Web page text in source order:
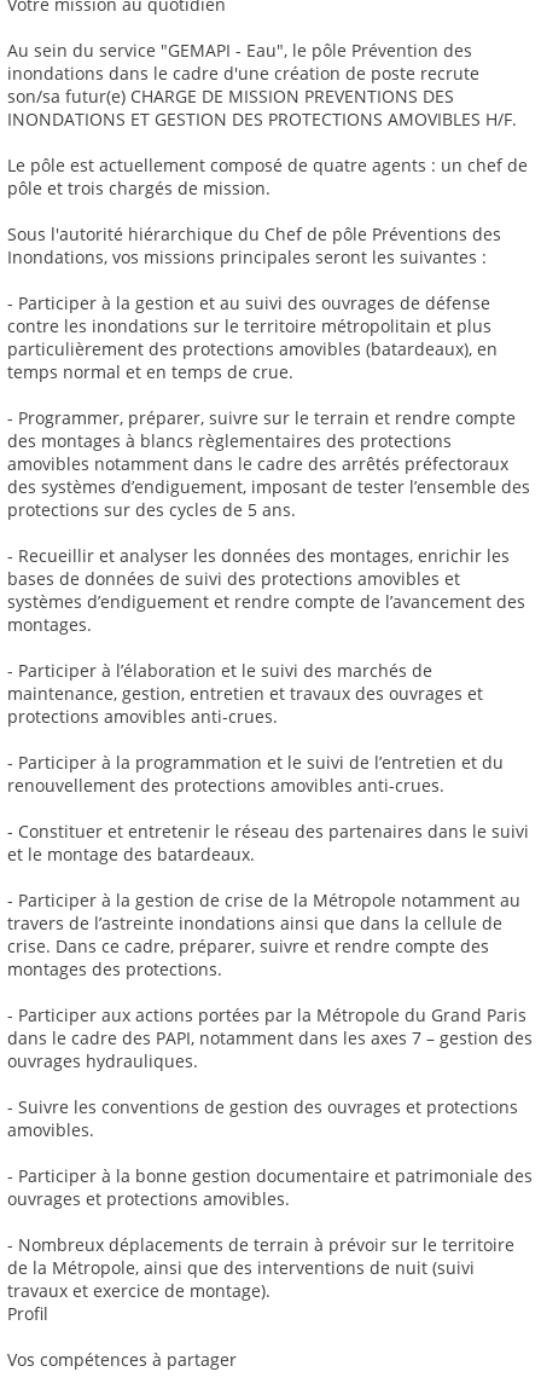
Au sein du service "GEMAPI - Eau", le pôle Prévention des
inondations dans le cadre d'une création de poste recrute
son/sa futur(e) CHARGE DE MISSION PREVENTIONS DES
INONDATIONS ET GESTION DES PROTECTIONS AMOVIBLES H/F.
Le pôle est actuellement composé de quatre agents : un chef de
pôle et trois chargés de mission.
Sous l'autorité hiérarchique du Chef de pôle Préventions des
Inondations, vos missions principales seront les suivantes :
- Participer à la gestion et au suivi des ouvrages de défense
contre les inondations sur le territoire métropolitain et plus
particulièrement des protections amovibles (batardeaux), en
temps normal et en temps de crue.
- Programmer, préparer, suivre sur le terrain et rendre compte
des montages à blancs règlementaires des protections
amovibles notamment dans le cadre des arrêtés préfectoraux
des systèmes d’endiguement, imposant de tester l’ensemble des
protections sur des cycles de 5 ans.
- Recueillir et analyser les données des montages, enrichir les
bases de données de suivi des protections amovibles et
systèmes d’endiguement et rendre compte de l’avancement des
montages.
- Participer à l’élaboration et le suivi des marchés de
maintenance, gestion, entretien et travaux des ouvrages et
protections amovibles anti-crues.
- Participer à la programmation et le suivi de l’entretien et du
renouvellement des protections amovibles anti-crues.
- Constituer et entretenir le réseau des partenaires dans le suivi
et le montage des batardeaux.
- Participer à la gestion de crise de la Métropole notamment au
travers de l’astreinte inondations ainsi que dans la cellule de
crise. Dans ce cadre, préparer, suivre et rendre compte des
montages des protections.
- Participer aux actions portées par la Métropole du Grand Paris
dans le cadre des PAPI, notamment dans les axes 7 – gestion des
ouvrages hydrauliques.
- Suivre les conventions de gestion des ouvrages et protections
amovibles.
- Participer à la bonne gestion documentaire et patrimoniale des
ouvrages et protections amovibles.
- Nombreux déplacements de terrain à prévoir sur le territoire
de la Métropole, ainsi que des interventions de nuit (suivi
travaux et exercice de montage).
Profil
Vos compétences à partager